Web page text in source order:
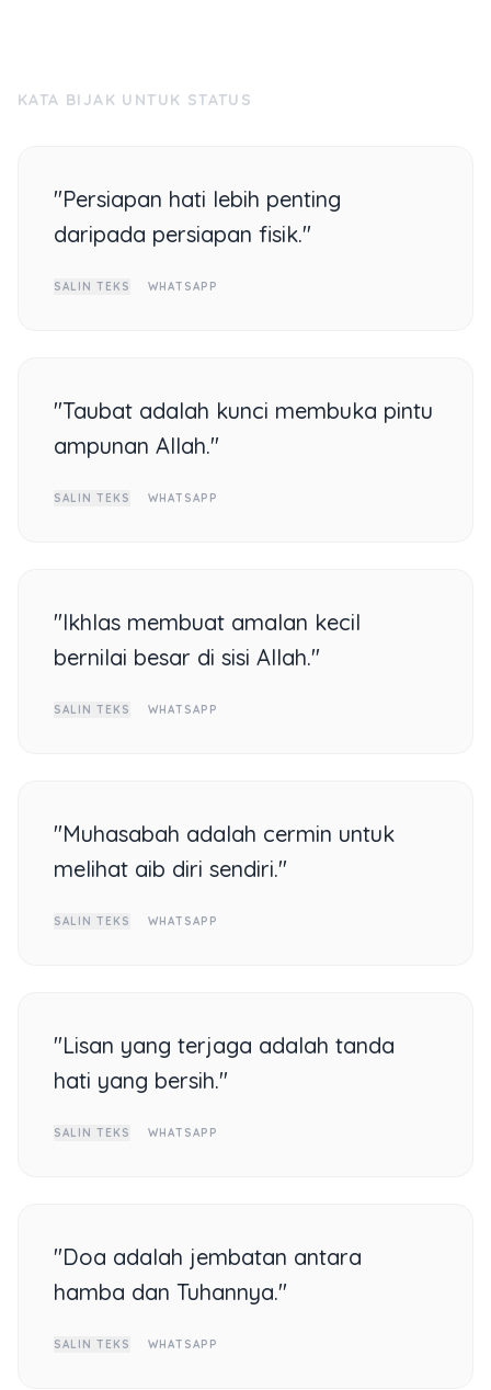
KATA BIJAK UNTUK STATUS
"Persiapan hati lebih penting
daripada persiapan fisik."
SALIN TEKS WHATSAPP
"Taubat adalah kunci membuka pintu
ampunan Allah."
SALIN TEKS WHATSAPP
"Ikhlas membuat amalan kecil
bernilai besar di sisi Allah."
SALIN TEKS WHATSAPP
"Muhasabah adalah cermin untuk
melihat aib diri sendiri."
SALIN TEKS WHATSAPP
"Lisan yang terjaga adalah tanda
hati yang bersih."
SALIN TEKS WHATSAPP
"Doa adalah jembatan antara
hamba dan Tuhannya."
SALIN TEKS WHATSAPP